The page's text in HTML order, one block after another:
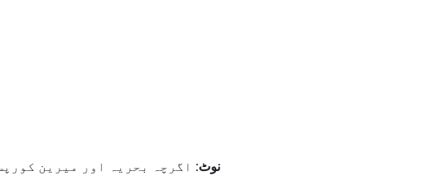
نوٹ: اگرچہ بحریہ اور میرین